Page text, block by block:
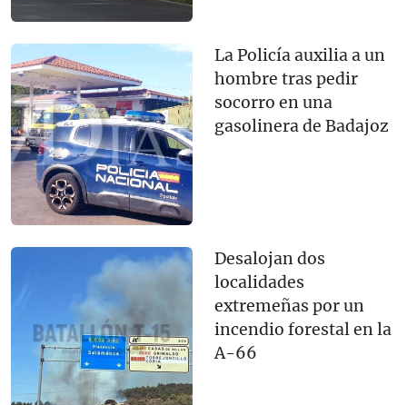
La Policía auxilia a un
hombre tras pedir
socorro en una
gasolinera de Badajoz
Desalojan dos
localidades
extremeñas por un
incendio forestal en la
A-66